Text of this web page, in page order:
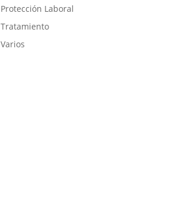
Protección Laboral
Tratamiento
Varios